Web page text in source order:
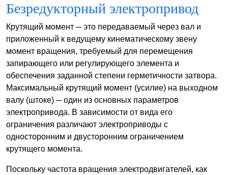
Безредукторный электропривод
Крутящий момент ─ это передаваемый через вал и
приложенный к ведущему кинематическому звену
момент вращения, требуемый для перемещения
запирающего или регулирующего элемента и
обеспечения заданной степени герметичности затвора.
Максимальный крутящий момент (усилие) на выходном
валу (штоке) ─ один из основных параметров
электропривода. В зависимости от вида его
ограничения различают электроприводы с
односторонним и двусторонним ограничением
крутящего момента.
Поскольку частота вращения электродвигателей, как